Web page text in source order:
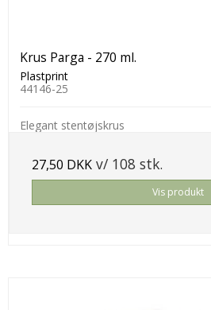
Krus Parga - 270 ml.
Plastprint
44146-25
Elegant stentøjskrus
27,50 DKK v/ 108 stk.
Vis produkt